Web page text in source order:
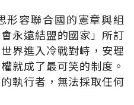
形容聯合國的憲章與組
永遠結盟的國家」所訂
界進入冷戰對峙，安理
就成了最可笑的制度。
執行者，無法採取任何